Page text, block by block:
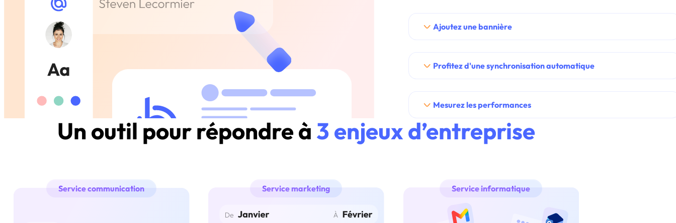
Ajoutez une bannière
Profitez d'une synchronisation automatique
Mesurez les performances
Un outil pour répondre à 3 enjeux d’entreprise
Service communication Service marketing Service informatique